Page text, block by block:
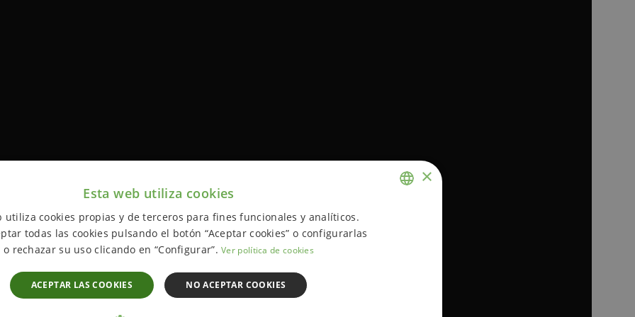
×
Esta web utiliza cookies
utiliza cookies propias y de terceros para fines funcionales y analíticos.
todas las cookies pulsando el botón “Aceptar cookies” o configurarlas
o rechazar su uso clicando en “Configurar”. Ver política de cookies
ACEPTAR LAS COOKIES NO ACEPTAR COOKIES